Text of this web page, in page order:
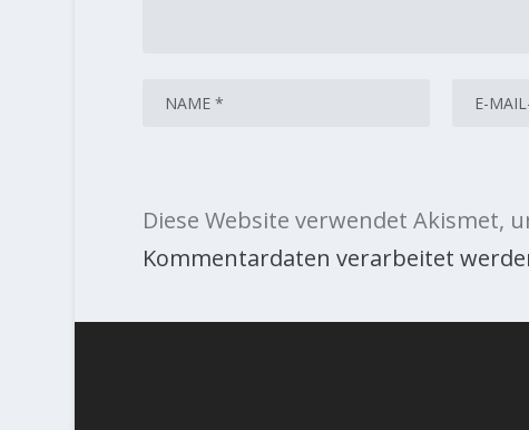
Diese Website verwendet Akismet,
Kommentardaten verarbeitet